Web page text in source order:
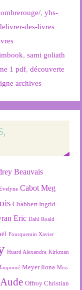
,yhs-
des-livres
,sami goliath
1 pdf,découverte
archives
Beauvais
Cabot Meg
Chabbert Ingrid
Eric Dahl Roald
Fourquemin Xavier
Huard Alexandra Kirkman
Meyer Ilona Miss
Offroy Christian